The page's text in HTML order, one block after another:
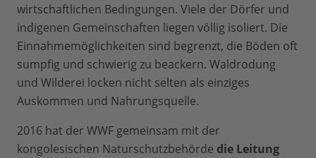
wirtschaftlichen Bedingungen. Viele der Dörfer und
indigenen Gemeinschaften liegen völlig isoliert. Die
Einnahmemöglichkeiten sind begrenzt, die Böden oft
sumpfig und schwierig zu beackern. Waldrodung
und Wilderei locken nicht selten als einziges
Auskommen und Nahrungsquelle.
2016 hat der WWF gemeinsam mit der
kongolesischen Naturschutzbehörde die Leitung